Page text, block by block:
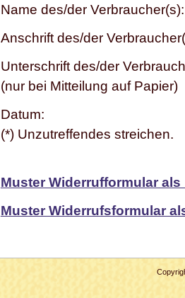
Name des/der Verbraucher(s):
Anschrift des/der
Unterschrift des/der
(nur bei Mitteilung auf Papier)
Datum:
(*) Unzutreffendes streichen.
Muster Widerrufformular
Muster Widerrufsformular